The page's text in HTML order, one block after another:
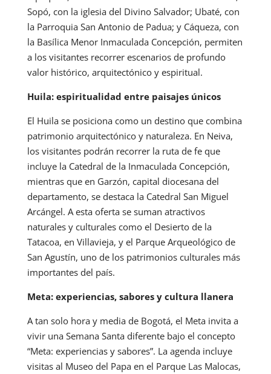
Sopó, con la iglesia del Divino Salvador; Ubaté, con
la Parroquia San Antonio de Padua; y Cáqueza, con
la Basílica Menor Inmaculada Concepción, permiten
a los visitantes recorrer escenarios de profundo
valor histórico, arquitectónico y espiritual.
Huila: espiritualidad entre paisajes únicos
El Huila se posiciona como un destino que combina
patrimonio arquitectónico y naturaleza. En Neiva,
los visitantes podrán recorrer la ruta de fe que
incluye la Catedral de la Inmaculada Concepción,
mientras que en Garzón, capital diocesana del
departamento, se destaca la Catedral San Miguel
Arcángel. A esta oferta se suman atractivos
naturales y culturales como el Desierto de la
Tatacoa, en Villavieja, y el Parque Arqueológico de
San Agustín, uno de los patrimonios culturales más
importantes del país.
Meta: experiencias, sabores y cultura llanera
A tan solo hora y media de Bogotá, el Meta invita a
vivir una Semana Santa diferente bajo el concepto
“Meta: experiencias y sabores”. La agenda incluye
visitas al Museo del Papa en el Parque Las Malocas,